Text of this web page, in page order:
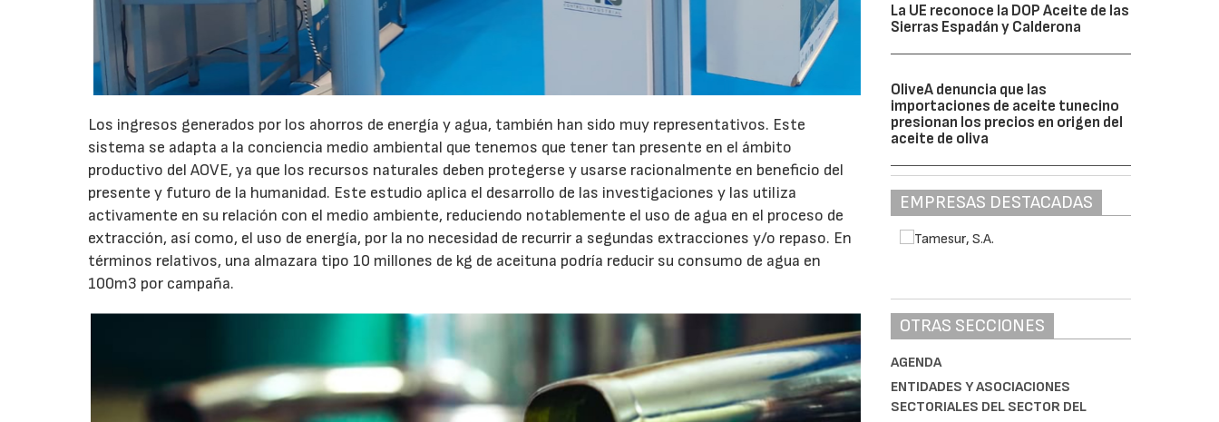
Los ingresos generados por los ahorros de energía y agua, también han sido muy representativos. Este
sistema se adapta a la conciencia medio ambiental que tenemos que tener tan presente en el ámbito
productivo del AOVE, ya que los recursos naturales deben protegerse y usarse racionalmente en beneficio del
presente y futuro de la humanidad. Este estudio aplica el desarrollo de las investigaciones y las utiliza
activamente en su relación con el medio ambiente, reduciendo notablemente el uso de agua en el proceso de
extracción, así como, el uso de energía, por la no necesidad de recurrir a segundas extracciones y/o repaso. En
términos relativos, una almazara tipo 10 millones de kg de aceituna podría reducir su consumo de agua en
100m3 por campaña.
La UE reconoce la DOP Aceite de las
Sierras Espadán y Calderona
OliveA denuncia que las
importaciones de aceite tunecino
presionan los precios en origen del
aceite de oliva
EMPRESAS DESTACADAS
OTRAS SECCIONES
AGENDA
ENTIDADES Y ASOCIACIONES
SECTORIALES DEL SECTOR DEL